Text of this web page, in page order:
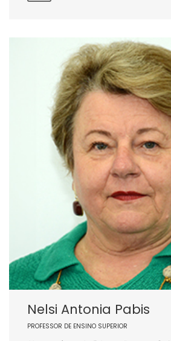
Nelsi Antonia Pabis
PROFESSOR DE ENSINO SUPERIOR